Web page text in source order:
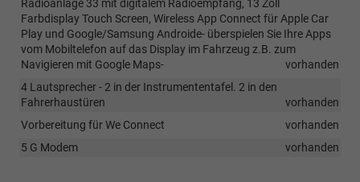
Radioanlage 33 mit digitalem Radioempfang, 13 Zoll
Farbdisplay Touch Screen, Wireless App Connect für Apple Car
Play und Google/Samsung Androide- überspielen Sie Ihre Apps
vom Mobiltelefon auf das Display im Fahrzeug z.B. zum
Navigieren mit Google Maps-
vorhanden
4 Lautsprecher - 2 in der Instrumententafel. 2 in den
Fahrerhaustüren
vorhanden
Vorbereitung für We Connect
vorhanden
5 G Modem
vorhanden